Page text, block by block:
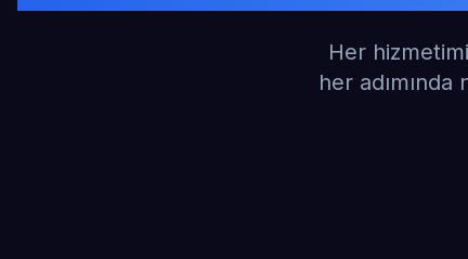
Her
her adımında